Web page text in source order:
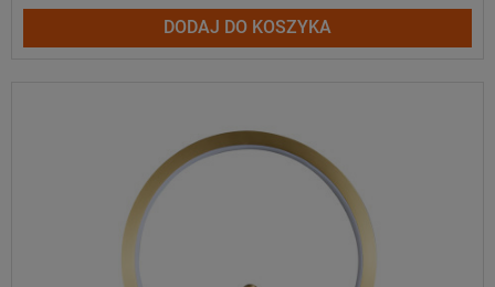
DODAJ DO KOSZYKA